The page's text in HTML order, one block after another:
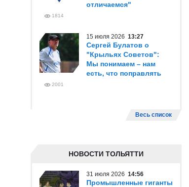
отличаемся"
1814
15 июля 2026 13:27
Сергей Булатов о
"Крыльях Советов":
Мы понимаем – нам
есть, что поправлять
2001
Весь список
НОВОСТИ ТОЛЬЯТТИ
31 июля 2026 14:56
Промышленные гиганты